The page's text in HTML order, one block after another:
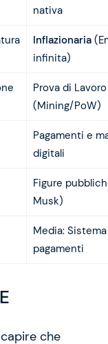
nativa
Inflazionaria
infinita)
Prova di Lavoro
(Mining/PoW)
Pagamenti e
digitali
Figure
Musk)
Media:
pagamenti
che